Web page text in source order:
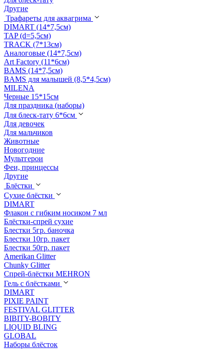
Другие
Трафареты для аквагрима
DIMART (14*7,5см)
TAP (d=5,5см)
TRACK (7*13см)
Аналоговые (14*7,5см)
Art Factory (11*6см)
BAMS (14*7,5см)
BAMS для малышей (8,5*4,5см)
MILENA
Черные 15*15см
Для праздника (наборы)
Для блеск-тату 6*6см
Для девочек
Для мальчиков
Животные
Новогодние
Мультгерои
Феи, принцессы
Другие
Блёстки
Сухие блёстки
DIMART
Флакон с гибким носиком 7 мл
Блёстки-спрей сухие
Блестки 5гр. баночка
Блестки 10гр. пакет
Блестки 50гр. пакет
Amerikan Glitter
Chunky Glitter
Спрей-блёстки MEHRON
Гель с блёстками
DIMART
PIXIE PAINT
FESTIVAL GLITTER
BIBITY-BOBITY
LIQUID BLING
GLOBAL
Наборы блёсток